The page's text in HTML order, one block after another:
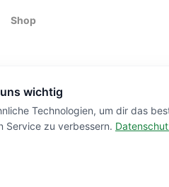
Shop
wichtig
Technologien, um dir das
Service zu verbessern.